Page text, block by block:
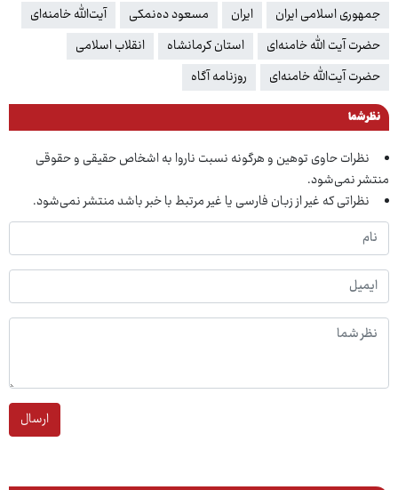
جمهوری اسلامی ایران ایران مسعود ده‌نمکی
آیت‌الله خامنه‌ای
حضرت آیت الله خامنه‌ای
استان کرمانشاه
انقلاب اسلامی
حضرت آیت‌الله خامنه‌ای
روزنامه آگاه
نظر شما
نظرات حاوی توهین و هرگونه نسبت ناروا به اشخاص حقیقی و حقوقی
منتشر نمی‌شود.
نظراتی که غیر از زبان فارسی یا غیر مرتبط با خبر باشد منتشر نمی‌شود.
ارسال